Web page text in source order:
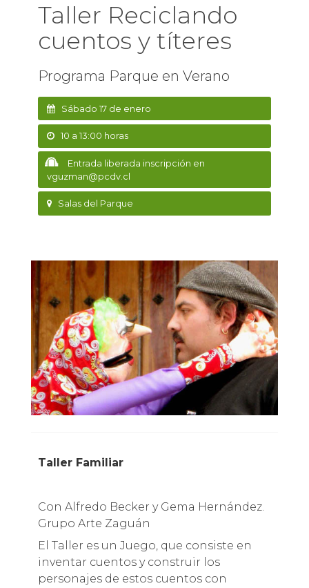
Taller Reciclando
cuentos y títeres
Programa Parque en Verano
Sábado 17 de enero
10 a 13:00 horas
Entrada liberada inscripción en
vguzman@pcdv.cl
Salas del Parque
Taller Familiar
Con Alfredo Becker y Gema Hernández.
Grupo Arte Zaguán
El Taller es un Juego, que consiste en
inventar cuentos y construir los
personajes de estos cuentos con